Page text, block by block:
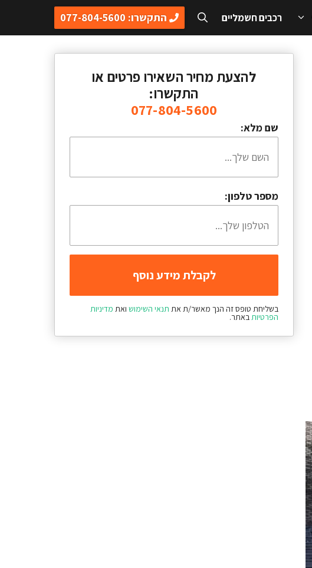
רכבים חשמליים התקשרו: 077-804-5600
להצעת מחיר השאירו פרטים או
התקשרו:
077-804-5600
שם מלא:
מספר טלפון:
בשליחת טופס זה הנך מאשר/ת את תנאי השימוש ואת מדיניות
הפרטיותבאתר.